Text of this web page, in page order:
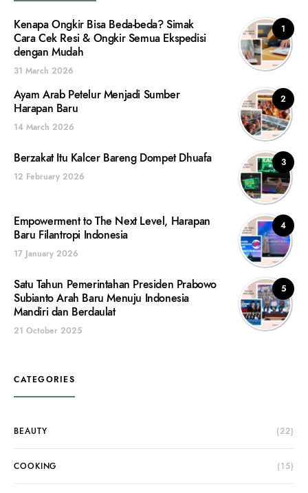
1
Kenapa Ongkir Bisa Beda-beda? Simak
Cara Cek Resi & Ongkir Semua Ekspedisi
dengan Mudah
31 March 2026
2
Ayam Arab Petelur Menjadi Sumber
Harapan Baru
14 March 2026
3
Berzakat Itu Kalcer Bareng Dompet Dhuafa
12 February 2026
4
Empowerment to The Next Level, Harapan
Baru Filantropi Indonesia
17 January 2026
5
Satu Tahun Pemerintahan Presiden Prabowo
Subianto Arah Baru Menuju Indonesia
Mandiri dan Berdaulat
21 October 2025
CATEGORIES
BEAUTY (22)
COOKING (15)